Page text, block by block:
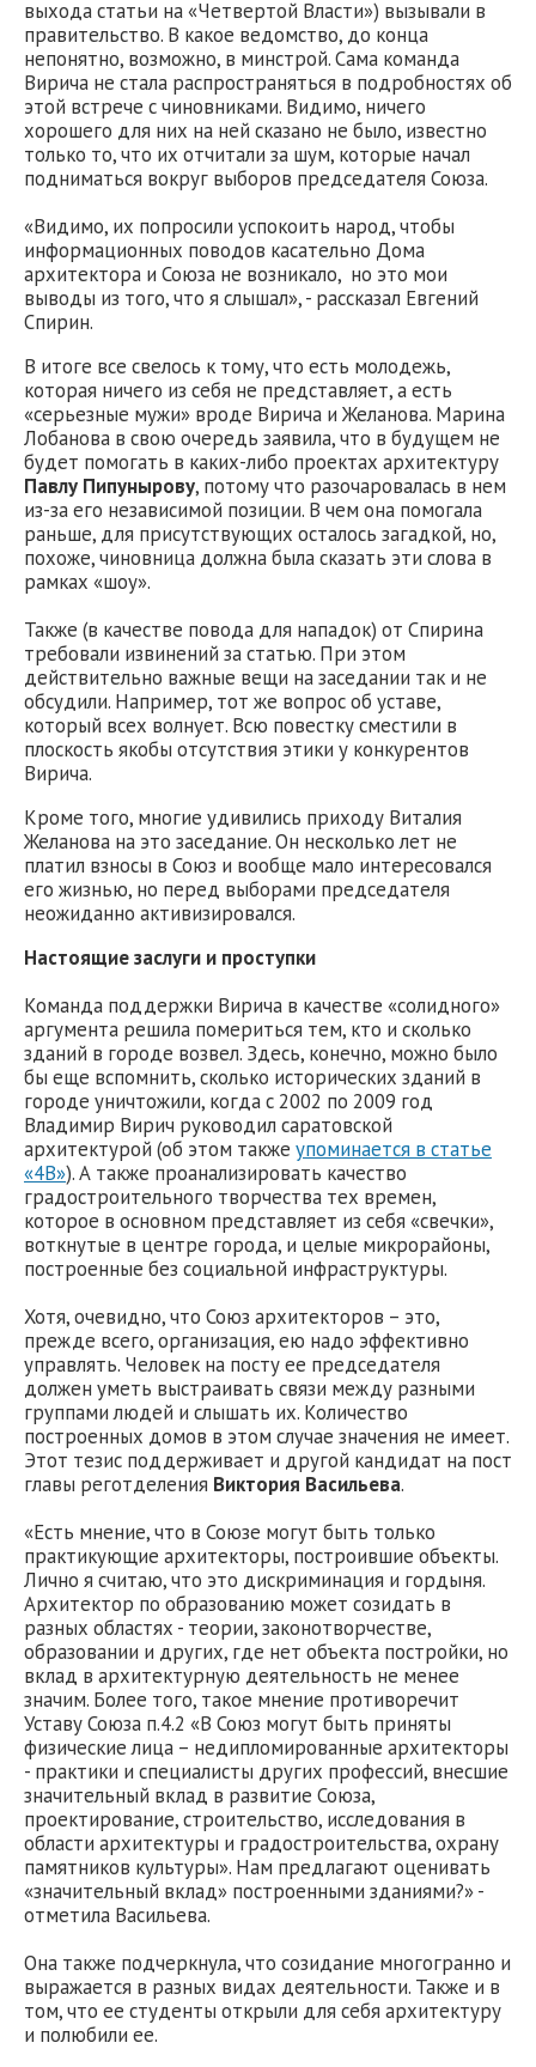
выхода статьи на «Четвертой Власти») вызывали в
правительство. В какое ведомство, до конца
непонятно, возможно, в минстрой. Сама команда
Вирича не стала распространяться в подробностях об
этой встрече с чиновниками. Видимо, ничего
хорошего для них на ней сказано не было, известно
только то, что их отчитали за шум, которые начал
подниматься вокруг выборов председателя Союза.
«Видимо, их попросили успокоить народ, чтобы
информационных поводов касательно Дома
архитектора и Союза не возникало, но это мои
выводы из того, что я слышал», - рассказал Евгений
Спирин.
В итоге все свелось к тому, что есть молодежь,
которая ничего из себя не представляет, а есть
«серьезные мужи» вроде Вирича и Желанова. Марина
Лобанова в свою очередь заявила, что в будущем не
будет помогать в каких-либо проектах архитектуру
Павлу Пипунырову, потому что разочаровалась в нем
из-за его независимой позиции. В чем она помогала
раньше, для присутствующих осталось загадкой, но,
похоже, чиновница должна была сказать эти слова в
рамках «шоу».
Также (в качестве повода для нападок) от Спирина
требовали извинений за статью. При этом
действительно важные вещи на заседании так и не
обсудили. Например, тот же вопрос об уставе,
который всех волнует. Всю повестку сместили в
плоскость якобы отсутствия этики у конкурентов
Вирича.
Кроме того, многие удивились приходу Виталия
Желанова на это заседание. Он несколько лет не
платил взносы в Союз и вообще мало интересовался
его жизнью, но перед выборами председателя
неожиданно активизировался.
Настоящие заслуги и проступки
Команда поддержки Вирича в качестве «солидного»
аргумента решила помериться тем, кто и сколько
зданий в городе возвел. Здесь, конечно, можно было
бы еще вспомнить, сколько исторических зданий в
городе уничтожили, когда с 2002 по 2009 год
Владимир Вирич руководил саратовской
архитектурой (об этом также упоминается в статье
«4В»). А также проанализировать качество
градостроительного творчества тех времен,
которое в основном представляет из себя «свечки»,
воткнутые в центре города, и целые микрорайоны,
построенные без социальной инфраструктуры.
Хотя, очевидно, что Союз архитекторов – это,
прежде всего, организация, ею надо эффективно
управлять. Человек на посту ее председателя
должен уметь выстраивать связи между разными
группами людей и слышать их. Количество
построенных домов в этом случае значения не имеет.
Этот тезис поддерживает и другой кандидат на пост
главы реготделения Виктория Васильева.
«Есть мнение, что в Союзе могут быть только
практикующие архитекторы, построившие объекты.
Лично я считаю, что это дискриминация и гордыня.
Архитектор по образованию может созидать в
разных областях - теории, законотворчестве,
образовании и других, где нет объекта постройки, но
вклад в архитектурную деятельность не менее
значим. Более того, такое мнение противоречит
Уставу Союза п.4.2 «В Союз могут быть приняты
физические лица – недипломированные архитекторы
- практики и специалисты других профессий, внесшие
значительный вклад в развитие Союза,
проектирование, строительство, исследования в
области архитектуры и градостроительства, охрану
памятников культуры». Нам предлагают оценивать
«значительный вклад» построенными зданиями?» -
отметила Васильева.
Она также подчеркнула, что созидание многогранно и
выражается в разных видах деятельности. Также и в
том, что ее студенты открыли для себя архитектуру
и полюбили ее.